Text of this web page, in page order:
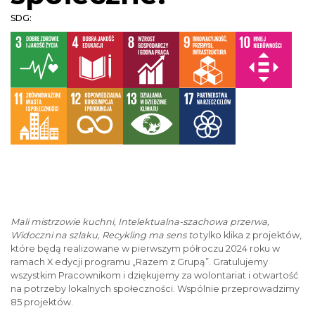
SDG:
Mali mistrzowie kuchni, Intelektualna-szachowa przerwa,
Widoczni na szlaku, Recykling ma sens totylko klika z projektów,
które będą realizowane w pierwszym półroczu 2024 roku w
ramach X edycji programu „Razem z Grupą”. Gratulujemy
wszystkim Pracownikom i dziękujemy za wolontariat i otwartość
na potrzeby lokalnych społeczności. Wspólnie przeprowadzimy
85 projektów.